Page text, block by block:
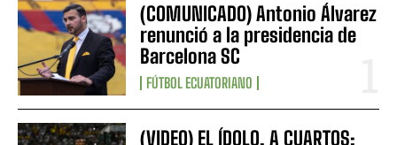
(COMUNICADO) Antonio Álvarez
renunció a la presidencia de
Barcelona SC
FÚTBOL ECUATORIANO
(VIDEO) EL ÍDOLO, A CUARTOS: